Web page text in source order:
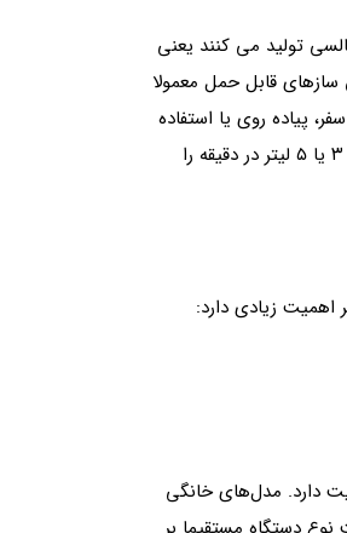
تولید می کنند یعنی
قابل حمل معمولا
پیاده روی یا استفاده
در محیط های خارج از خانه هستند. کنترل میزان خروجی اکسیژن از طریق پنل روی دستگاه انجام می شود و بسته به مدل، این دستگاه ها ظرفیت های ۲، ۳ یا ۵ لیتر در دقیقه را
اهمیت زیادی دارد:
دارد. مدل‌های خانگی